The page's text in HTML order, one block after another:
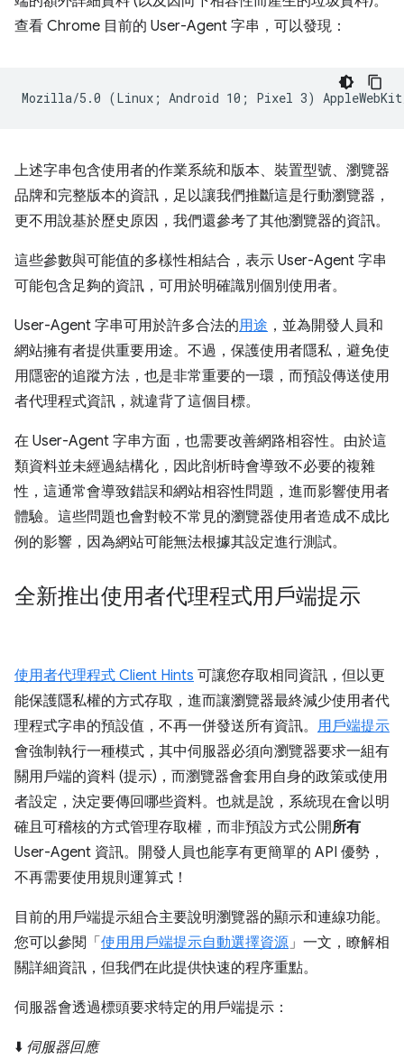
查看 Chrome 目前的 User-Agent 字串，可以發現：
上述字串包含使用者的作業系統和版本、裝置型號、瀏覽器
品牌和完整版本的資訊，足以讓我們推斷這是行動瀏覽器，
更不用說基於歷史原因，我們還參考了其他瀏覽器的資訊。
這些參數與可能值的多樣性相結合，表示 User-Agent 字串
可能包含足夠的資訊，可用於明確識別個別使用者。
User-Agent 字串可用於許多合法的用途 ，並為開發人員和
網站擁有者提供重要用途。不過，保護使用者隱私，避免使
用隱密的追蹤方法，也是非常重要的一環，而預設傳送使用
者代理程式資訊，就違背了這個目標。
在 User-Agent 字串方面，也需要改善網路相容性。由於這
類資料並未經過結構化，因此剖析時會導致不必要的複雜
性，這通常會導致錯誤和網站相容性問題，進而影響使用者
體驗。這些問題也會對較不常見的瀏覽器使用者造成不成比
例的影響，因為網站可能無法根據其設定進行測試。
全新推出使用者代理程式用戶端提示
使用者代理程式 Client Hints 可讓您存取相同資訊，但以更
能保護隱私權的方式存取，進而讓瀏覽器最終減少使用者代
理程式字串的預設值，不再一併發送所有資訊。 用戶端提示
會強制執行一種模式，其中伺服器必須向瀏覽器要求一組有
關用戶端的資料 (提示)，而瀏覽器會套用自身的政策或使用
者設定，決定要傳回哪些資料。也就是說，系統現在會以明
確且可稽核的方式管理存取權，而非預設方式公開所有
User-Agent 資訊。開發人員也能享有更簡單的 API 優勢，
不再需要使用規則運算式！
目前的用戶端提示組合主要說明瀏覽器的顯示和連線功能。
您可以參閱「 使用用戶端提示自動選擇資源」一文，瞭解相
關詳細資訊，但我們在此提供快速的程序重點。
伺服器會透過標頭要求特定的用戶端提示：
⬇️ 伺服器回應